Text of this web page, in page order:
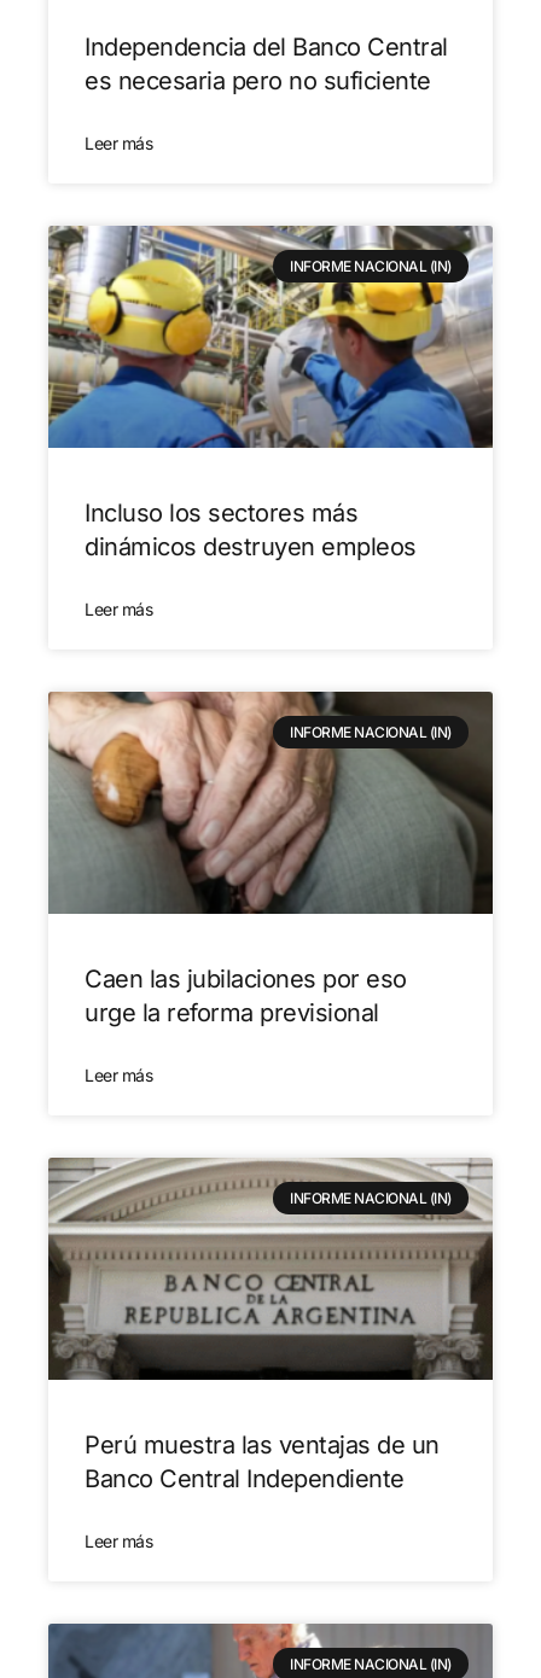
Independencia del Banco Central
es necesaria pero no suficiente
Leer más
INFORME NACIONAL (IN)
Incluso los sectores más
dinámicos destruyen empleos
Leer más
INFORME NACIONAL (IN)
Caen las jubilaciones por eso
urge la reforma previsional
Leer más
INFORME NACIONAL (IN)
Perú muestra las ventajas de un
Banco Central Independiente
Leer más
INFORME NACIONAL (IN)